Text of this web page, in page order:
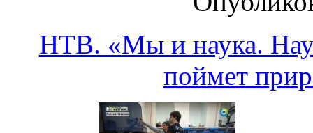
НТВ. «Мы и наука.
поймет